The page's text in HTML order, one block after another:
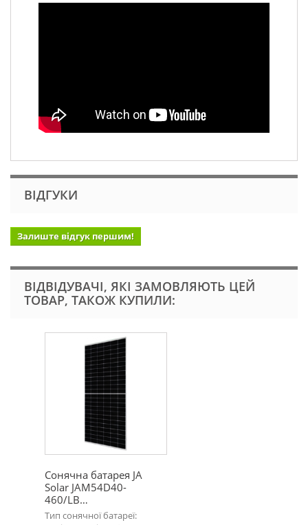
ВІДГУКИ
Залиште відгук першим!
ВІДВІДУВАЧІ, ЯКІ ЗАМОВЛЯЮТЬ ЦЕЙ
ТОВАР, ТАКОЖ КУПИЛИ:
Сонячна батарея JA
Solar JAM54D40-
460/LB…
Тип сонячної батареї: